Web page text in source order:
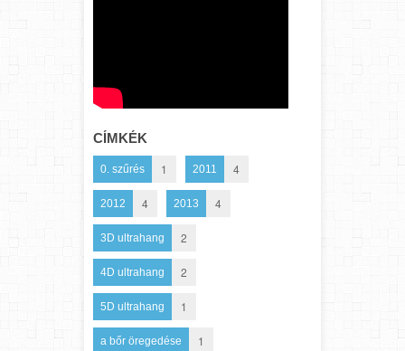
CÍMKÉK
0. szűrés 1 2011 4
2012 4 2013 4
3D ultrahang 2
4D ultrahang 2
5D ultrahang 1
a bőr öregedése 1